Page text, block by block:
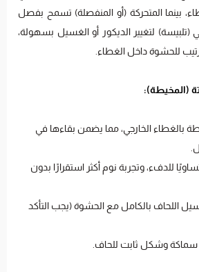
بينما المتحركة (أو المنفصلة) تسمح بفصل
لتغيير الديكور أو الغسيل بسهولة،
للحشوة داخل الغطاء.
(المخيطة):
بالغطاء الخارجي، مما يضمن بقاءها في
للدفء، وتجربة نوم أكثر استقرارًا بدون
اللحاف بالكامل مع الحشوة (يجب التأكد
وشكل ثابت للحاف.